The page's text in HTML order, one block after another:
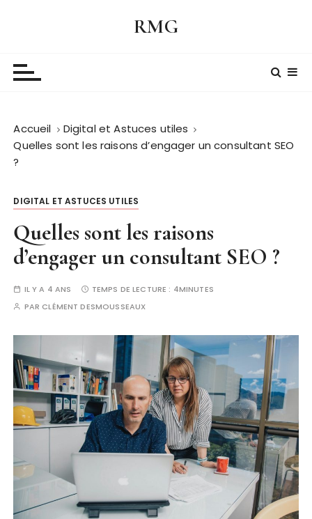
RMG
Accueil
Digital et Astuces utiles
Quelles sont les raisons d’engager un consultant SEO
?
DIGITAL ET ASTUCES UTILES
Quelles sont les raisons
d’engager un consultant SEO ?
IL Y A 4 ANS TEMPS DE LECTURE : 4MINUTES
PAR CLÉMENT DESMOUSSEAUX